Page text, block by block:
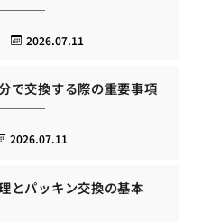
2026.07.11
で交換する際の重要事項
2026.07.11
とパッキン交換の基本